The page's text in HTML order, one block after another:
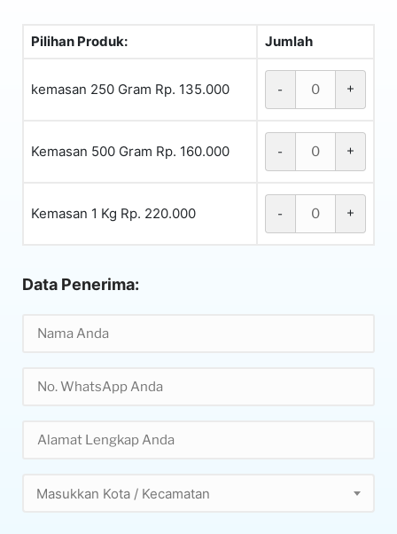
Pilihan Produk: Jumlah
kemasan 250 Gram Rp. 135.000 - +
Kemasan 500 Gram Rp. 160.000 - +
Kemasan 1 Kg Rp. 220.000 - +
Data Penerima:
Masukkan Kota / Kecamatan